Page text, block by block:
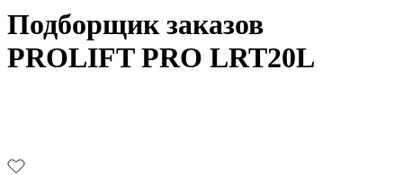
Подборщик заказов
PROLIFT PRO LRT20L